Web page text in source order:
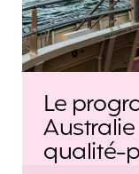
Le
qualité-